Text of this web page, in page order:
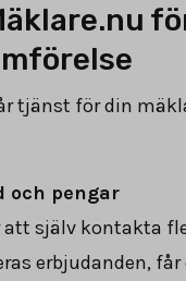
tjänst för din
och pengar
själv kontakta
erbjudanden,